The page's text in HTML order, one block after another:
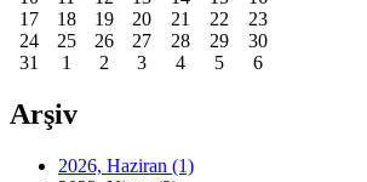
17
18 19 20 21 22
23
24
25 26 27 28 29
30
31
1 2 3 4 5 6
Arşiv
2026, Haziran (1)